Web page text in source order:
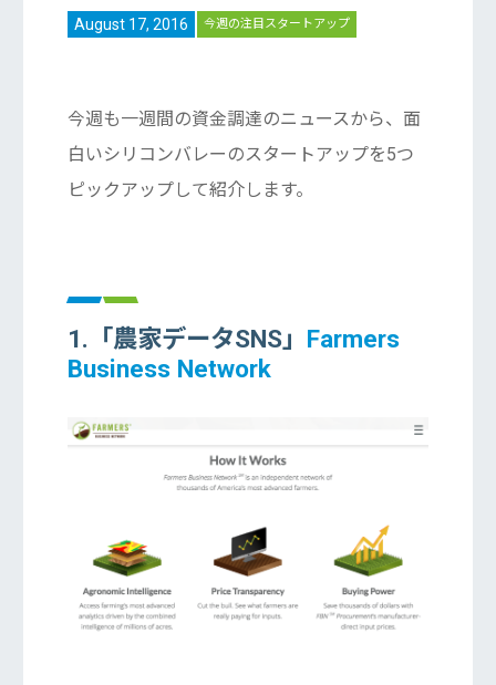
August 17, 2016 今週の注目スタートアップ
今週も一週間の資金調達のニュースから、面
白いシリコンバレーのスタートアップを5つ
ピックアップして紹介します。
1.「農家データSNS」 Farmers
Business Network